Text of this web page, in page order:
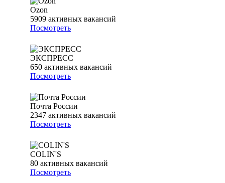
Ozon
5909 активных вакансий
Посмотреть
ЭКСПРЕСС
650 активных вакансий
Посмотреть
Почта России
2347 активных вакансий
Посмотреть
COLIN'S
80 активных вакансий
Посмотреть